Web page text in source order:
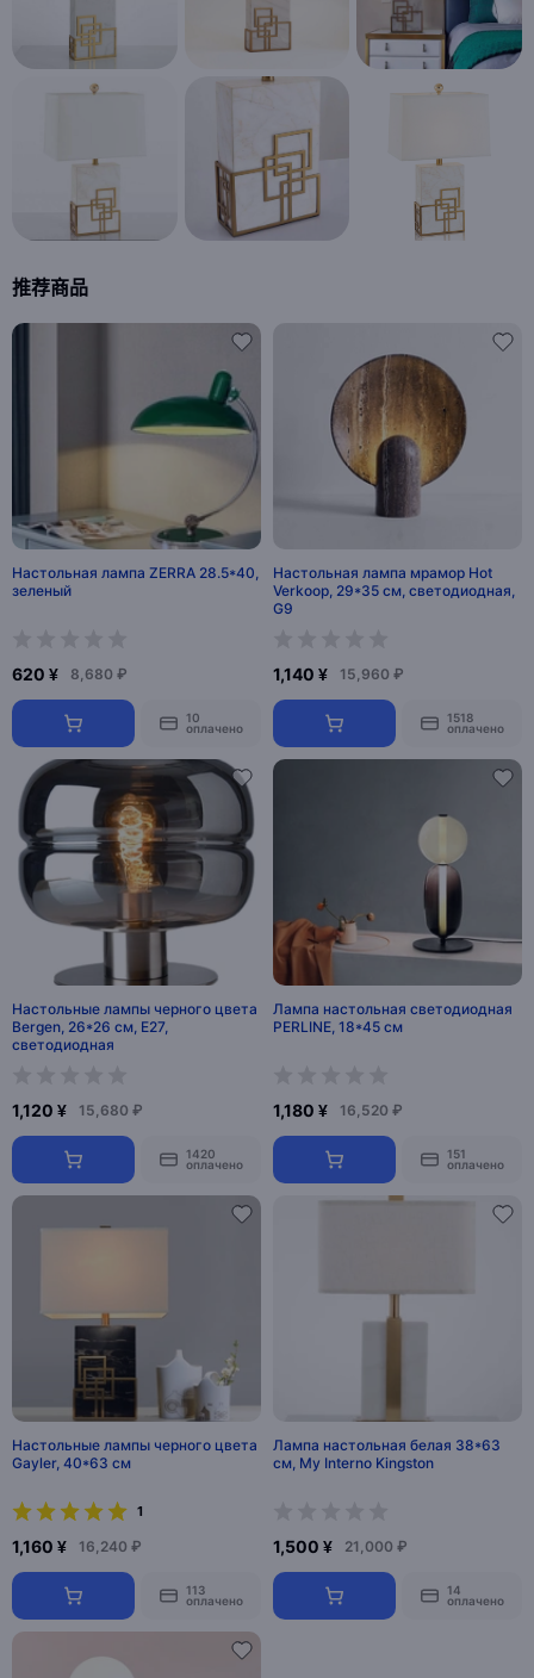
推荐商品
Настольная лампа ZERRA 28.5*40,
зеленый
620 ¥ 8,680 ₽
10
оплачено
Настольная лампа мрамор Hot
Verkoop, 29*35 см, светодиодная,
G9
1,140 ¥ 15,960 ₽
1518
оплачено
Настольные лампы черного цвета
Bergen, 26*26 см, E27,
светодиодная
1,120 ¥ 15,680 ₽
1420
оплачено
Лампа настольная светодиодная
PERLINE, 18*45 см
1,180 ¥ 16,520 ₽
151
оплачено
Настольные лампы черного цвета
Gayler, 40*63 см
1
1,160 ¥ 16,240 ₽
113
оплачено
Лампа настольная белая 38*63
см, My Interno Kingston
1,500 ¥ 21,000 ₽
14
оплачено